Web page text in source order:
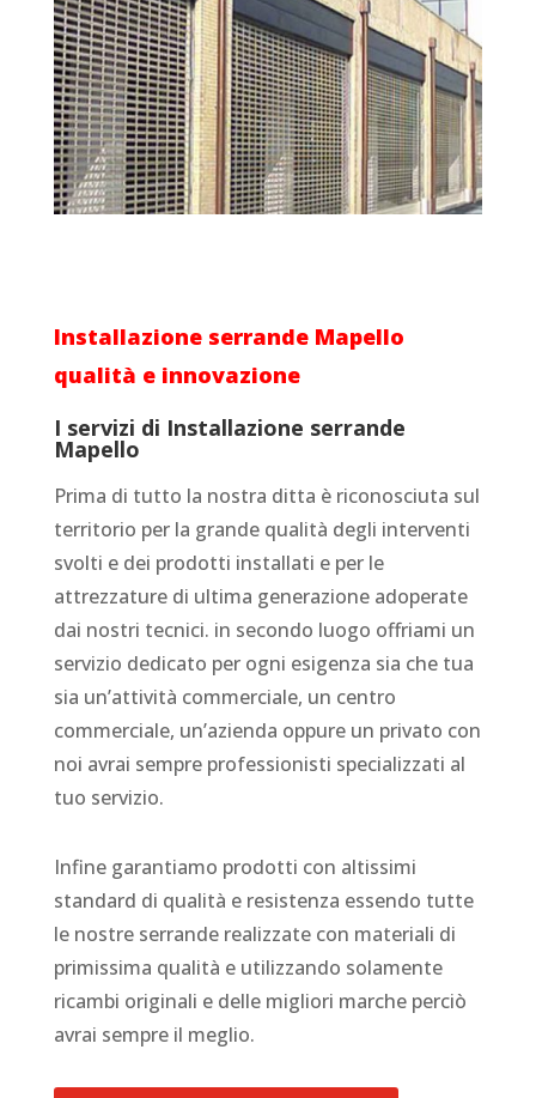
Installazione serrande Mapello
qualità e innovazione
I servizi di Installazione serrande
Mapello
Prima di tutto la nostra ditta è riconosciuta sul
territorio per la grande qualità degli interventi
svolti e dei prodotti installati e per le
attrezzature di ultima generazione adoperate
dai nostri tecnici. in secondo luogo offriami un
servizio dedicato per ogni esigenza sia che tua
sia un’attività commerciale, un centro
commerciale, un’azienda oppure un privato con
noi avrai sempre professionisti specializzati al
tuo servizio.
Infine garantiamo prodotti con altissimi
standard di qualità e resistenza essendo tutte
le nostre serrande realizzate con materiali di
primissima qualità e utilizzando solamente
ricambi originali e delle migliori marche perciò
avrai sempre il meglio.